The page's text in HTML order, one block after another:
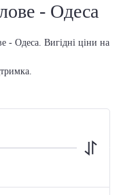
- Одеса
- Одеса. Вигідні ціни на